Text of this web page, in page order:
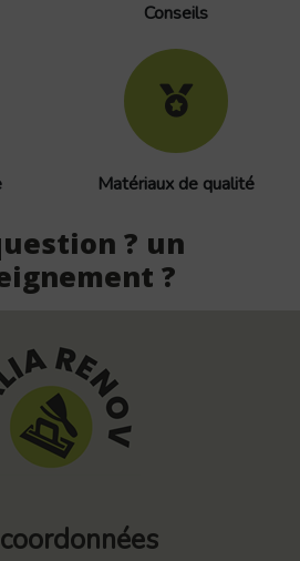
Conseils
Matériaux de qualité
? un
?